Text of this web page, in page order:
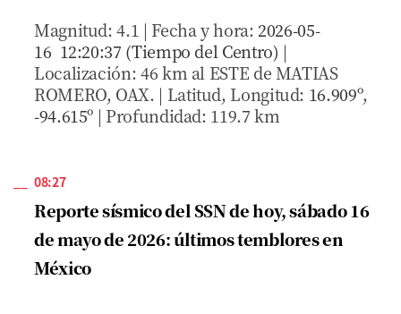
Magnitud: 4.1 | Fecha y hora: 2026-05-
16 12:20:37 (Tiempo del Centro) |
Localización: 46 km al ESTE de MATIAS
ROMERO, OAX. | Latitud, Longitud: 16.909º,
-94.615º | Profundidad: 119.7 km
08:27
Reporte sísmico del SSN de hoy, sábado 16
de mayo de 2026: últimos temblores en
México